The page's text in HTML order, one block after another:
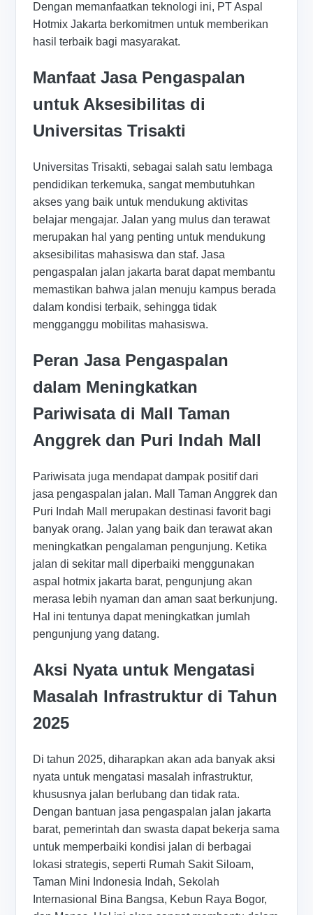
Dengan memanfaatkan teknologi ini, PT Aspal
Hotmix Jakarta berkomitmen untuk memberikan
hasil terbaik bagi masyarakat.
Manfaat Jasa Pengaspalan
untuk Aksesibilitas di
Universitas Trisakti
Universitas Trisakti, sebagai salah satu lembaga
pendidikan terkemuka, sangat membutuhkan
akses yang baik untuk mendukung aktivitas
belajar mengajar. Jalan yang mulus dan terawat
merupakan hal yang penting untuk mendukung
aksesibilitas mahasiswa dan staf. Jasa
pengaspalan jalan jakarta barat dapat membantu
memastikan bahwa jalan menuju kampus berada
dalam kondisi terbaik, sehingga tidak
mengganggu mobilitas mahasiswa.
Peran Jasa Pengaspalan
dalam Meningkatkan
Pariwisata di Mall Taman
Anggrek dan Puri Indah Mall
Pariwisata juga mendapat dampak positif dari
jasa pengaspalan jalan. Mall Taman Anggrek dan
Puri Indah Mall merupakan destinasi favorit bagi
banyak orang. Jalan yang baik dan terawat akan
meningkatkan pengalaman pengunjung. Ketika
jalan di sekitar mall diperbaiki menggunakan
aspal hotmix jakarta barat, pengunjung akan
merasa lebih nyaman dan aman saat berkunjung.
Hal ini tentunya dapat meningkatkan jumlah
pengunjung yang datang.
Aksi Nyata untuk Mengatasi
Masalah Infrastruktur di Tahun
2025
Di tahun 2025, diharapkan akan ada banyak aksi
nyata untuk mengatasi masalah infrastruktur,
khususnya jalan berlubang dan tidak rata.
Dengan bantuan jasa pengaspalan jalan jakarta
barat, pemerintah dan swasta dapat bekerja sama
untuk memperbaiki kondisi jalan di berbagai
lokasi strategis, seperti Rumah Sakit Siloam,
Taman Mini Indonesia Indah, Sekolah
Internasional Bina Bangsa, Kebun Raya Bogor,